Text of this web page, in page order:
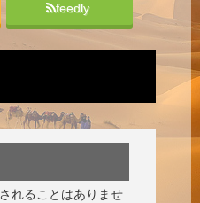
feedly
れることはありませ